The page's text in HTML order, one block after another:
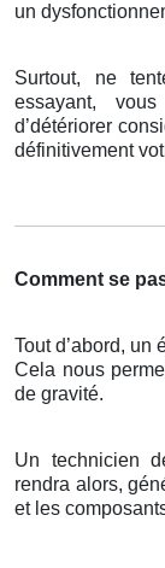
un
Surtout, ne
essayant,
d’détériorer
définitivement
Comment se
Tout d’abord, un
Cela nous
de gravité.
Un technicien
rendra alors,
et les